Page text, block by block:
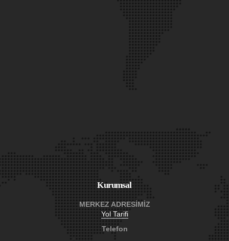
Kurumsal
MERKEZ ADRESİMİZ
Yol Tarifi
Telefon